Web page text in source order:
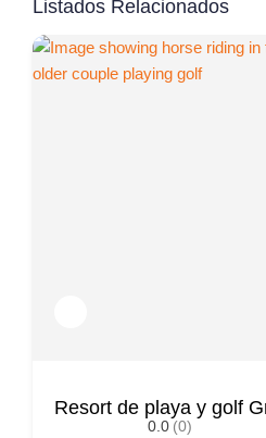
Listados Relacionados
Resort de playa y golf
0.0 (0)